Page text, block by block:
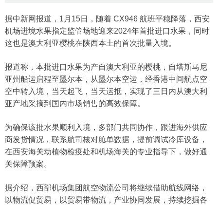
据中新网报道，1月15日，随着 CX946 航班平稳降落，西安
机场进境水果指定监管场地迎来2024年首批进口水果，同时
这也是澳大利亚樱桃在陕西本土的首次批量入境。
报道称，本批进口水果为产自澳大利亚的樱桃，自塔斯马尼
亚州船运启程至墨尔本，从墨尔本空运，经香港中间航点空
空中转入境，当天起飞，当天运抵，实现了三日内从澳大利
亚产地采摘到国内市场销售的高效保障。
为确保该批水果顺利入境，多部门共同协作，跟进海外供应
商发货情况，联系航司核对舱单数据，提前调试冷库设备，
在西安海关动植物检疫处和机场海关的专业指导下，做好通
关保障预案。
据介绍，西部机场集团航空物流公司将继续借助航线网络，
以物流促贸易，以贸易带物流，产业协同发展，持续挖掘各